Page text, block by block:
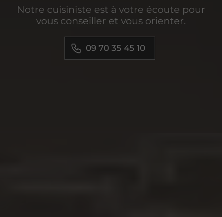
Notre cuisiniste est à votre écoute pour
vous conseiller et vous orienter.
09 70 35 45 10